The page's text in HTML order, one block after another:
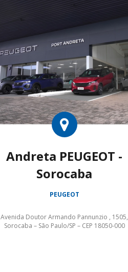
Andreta PEUGEOT -
Sorocaba
PEUGEOT
Avenida Doutor Armando Pannunzio , 1505,
Sorocaba – São Paulo/SP – CEP 18050-000